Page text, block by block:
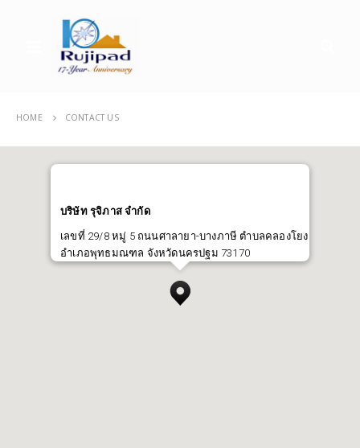
HOME CONTACT US
บริษัท รุจิภาส จำกัด
เลขที่ 29/8 หมู่ 5 ถนนศาลายา-บางภาษี ตำบลคลองโยง
อําเภอพุทธมณฑล จังหวัดนครปฐม 73170